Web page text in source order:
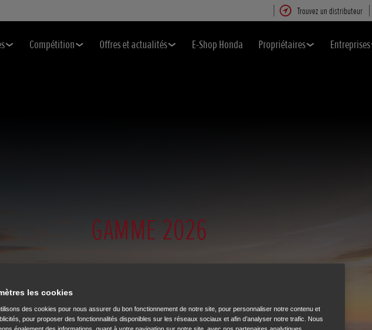
Trouvez un distributeur
Compétition Offres et actualités E-Shop Honda Propriétaires Entreprises
GAMME 2026
les cookies
des cookies pour nous assurer du bon fonctionnement de notre site, pour personnaliser notre contenu et
pour proposer des fonctionnalités disponibles sur les réseaux sociaux et afin d’analyser notre trafic. Nous